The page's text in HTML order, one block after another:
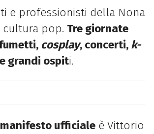
e professionisti della Nona
pop. Tre giornate
cosplay, concerti, k-
grandi ospiti.
manifesto ufficialeè Vittorio